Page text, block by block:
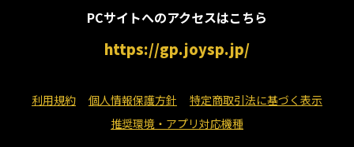
PCサイトへのアクセスはこちら
https://gp.joysp.jp/
利用規約 個人情報保護方針
特定商取引法に基づく表示
推奨環境・アプリ対応機種